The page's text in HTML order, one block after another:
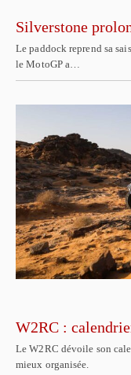
Silverstone
Le paddock reprend sa
le MotoGP a…
W2RC :
Le W2RC dévoile son
mieux organisée.